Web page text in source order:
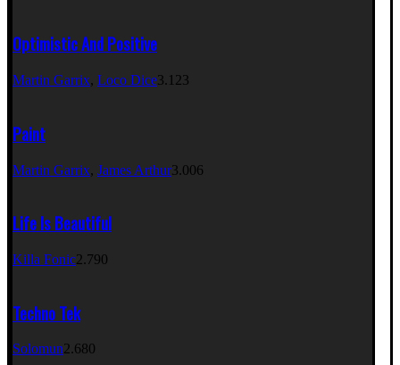
Optimistic And Positive
Martin Garrix, Loco Dice3.123
Paint
Martin Garrix, James Arthur3.006
Life Is Beautiful
Killa Fonic2.790
Techno Tek
Solomun2.680